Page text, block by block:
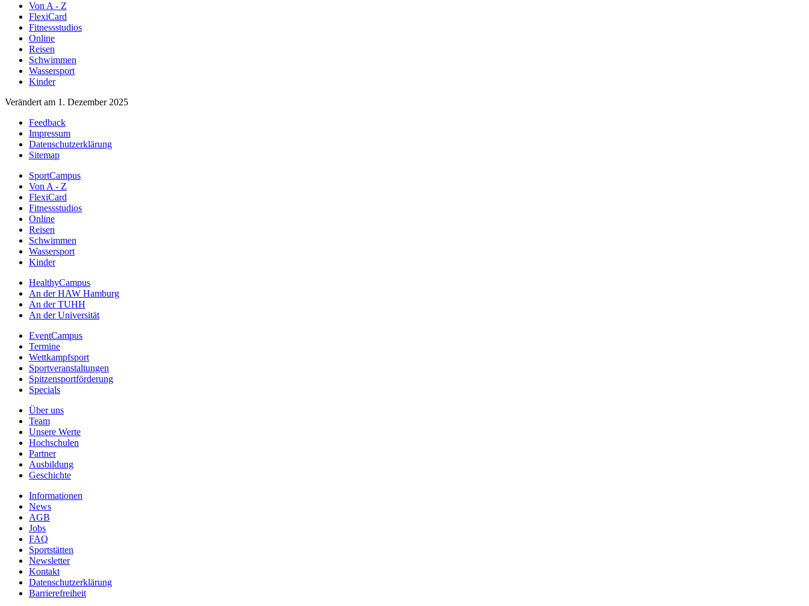
Von A - Z
FlexiCard
Fitnessstudios
Online
Reisen
Schwimmen
Wassersport
Kinder
Verändert am 1. Dezember 2025
Feedback
Impressum
Datenschutzerklärung
Sitemap
SportCampus
Von A - Z
FlexiCard
Fitnessstudios
Online
Reisen
Schwimmen
Wassersport
Kinder
HealthyCampus
An der HAW Hamburg
An der TUHH
An der Universität
EventCampus
Termine
Wettkampfsport
Sportveranstaltungen
Spitzensportförderung
Specials
Über uns
Team
Unsere Werte
Hochschulen
Partner
Ausbildung
Geschichte
Informationen
News
AGB
Jobs
FAQ
Sportstätten
Newsletter
Kontakt
Datenschutzerklärung
Barrierefreiheit